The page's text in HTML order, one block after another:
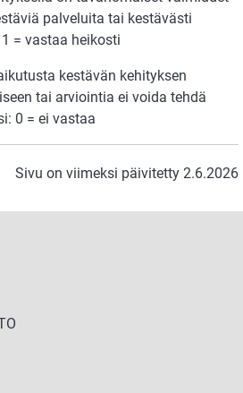
palveluita tai kestävästi
= vastaa heikosti
kestävän kehityksen
tai arviointia ei voida tehdä
0 = ei vastaa
Sivu on viimeksi päivitetty 2.6.2026